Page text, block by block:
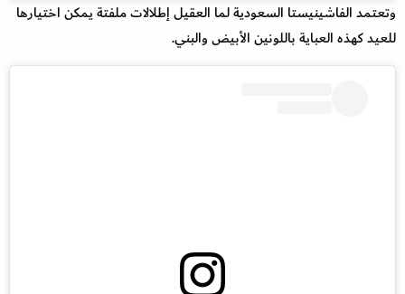
وتعتمد الفاشينيستا السعودية لما العقيل إطلالات ملفتة يمكن اختيارها
للعيد كهذه العباية باللونين الأبيض والبني.